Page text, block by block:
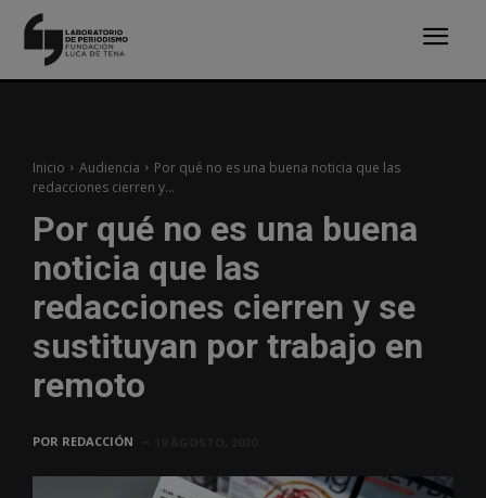
Inicio Audiencia
Por qué no es una buena noticia que las
redacciones cierren y...
Por qué no es una buena
noticia que las
redacciones cierren y se
sustituyan por trabajo en
remoto
POR REDACCIÓN